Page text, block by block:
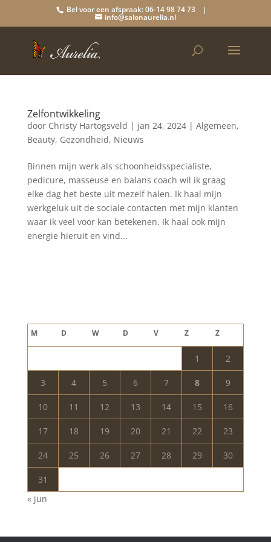
Bel voor een afspraak: 06-14 98 74 73 |
info@salonaurelia.nl
Zelfontwikkeling
door Christy Hartogsveld | jan 24, 2024| Algemeen,
Beauty, Gezondheid, Nieuws
Binnen mijn werk als schoonheidsspecialiste,
pedicure, masseuse en balans coach wil ik graag
elke dag het beste uit mezelf halen. Ik haal mijn
werkgeluk uit de sociale contacten met mijn klanten
waar ik veel voor kan betekenen. Ik haal ook mijn
energie hieruit en vind...
M D W D V Z Z
1 2
3 4 5 6 7 8 9
10 11 12 13 14 15 16
17 18 19 20 21 22 23
24 25 26 27 28 29 30
31
« jun